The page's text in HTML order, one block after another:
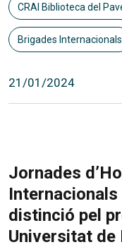
CRAI Biblioteca del
Brigades Internacionals
21/01/2024
Jornades
Internacionals
distinció pel
Universitat de